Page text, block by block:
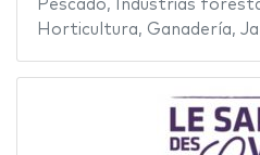
Pescado, Industrias
Horticultura, Ganadería,